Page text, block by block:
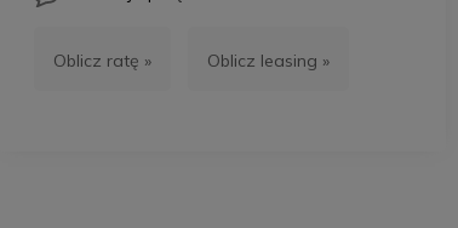
Oblicz ratę » Oblicz leasing »